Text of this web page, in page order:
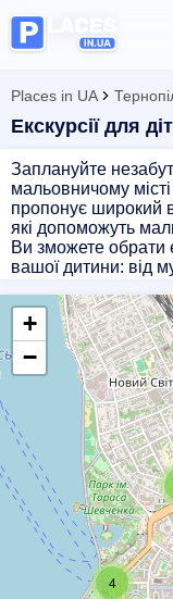
Places in UA
Екскурсії для
Заплануйте
мальовничому
пропонує широкий
які допоможуть
Ви зможете обрати
вашої дитини: від
їм нові враження і
Тернополя.
зробіть їх день
4
+
−